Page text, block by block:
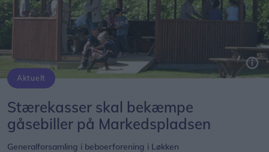
Aktuelt
Stærekasser skal bekæmpe
gåsebiller på Markedspladsen
Generalforsamling i beboerforening i Løkken